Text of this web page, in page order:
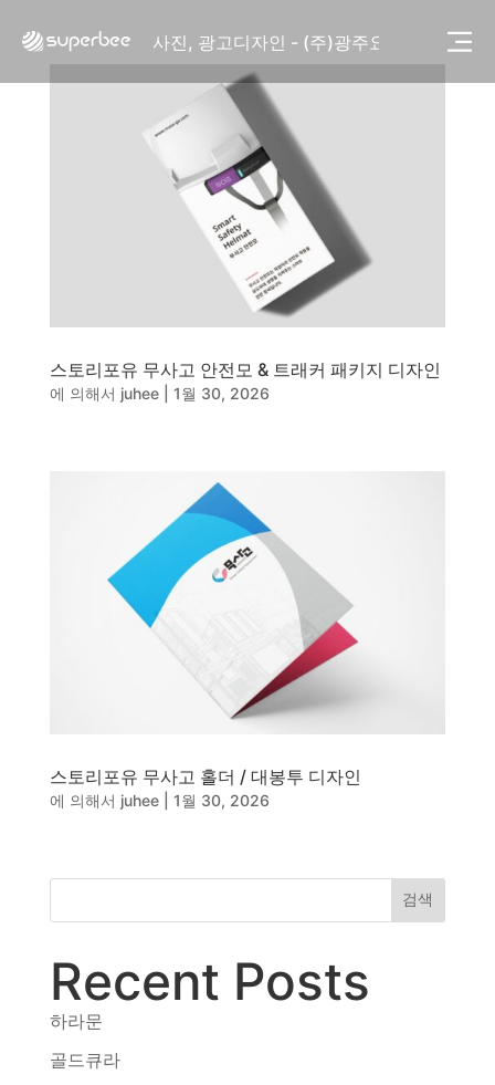
사진, 광고디자인 - (주)광주요
웹사이트 - (주)세스코
제품디자인 - 삼성전자㈜
동영상, CI - 카피어랜드㈜
동영상, 홈페이지 - (주)분독
동영상, 카탈로그 - 피자마루
웹사이트 - 백조씽크
사진, 광고디자인 - 중외제약
패키지, 디자인 - 고려은단
동영상 - (주)듀오백
동영상 - ㈜고피자
동영상 - 모모스커피㈜
동영상 - 킷캣
사진, 광고디자인 - (주)화요
제품디자인 - 삼성전자㈜
동영상, CI - 카피어랜드㈜
동영상, 홈페이지 - (주)분독
동영상, 카탈로그 - 피자마루
웹사이트 - 백조씽크
사진, 광고디자인 - 중외제약
패키지, 디자인 - 고려은단
동영상 - (주)듀오백
동영상 - ㈜고피자
동영상 - 모모스커피㈜
동영상 - 킷캣
스토리포유 무사고 안전모 & 트래커 패키지 디자인
에 의해서 juhee| 1월 30, 2026
스토리포유 무사고 홀더 / 대봉투 디자인
에 의해서 juhee| 1월 30, 2026
검색
Recent Posts
하라문
골드큐라